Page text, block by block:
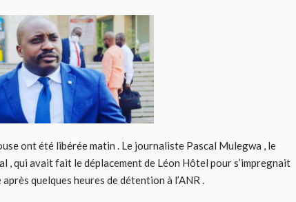
ont été libérée matin . Le journaliste Pascal Mulegwa , le
, qui avait fait le déplacement de Léon Hôtel pour s’impregnait
quelques heures de détention à l’ANR .